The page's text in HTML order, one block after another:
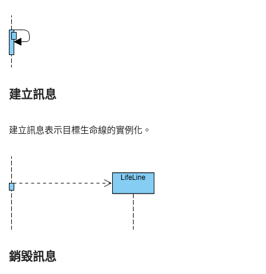
建立訊息
建立訊息表示目標生命線的實例化。
銷毀訊息